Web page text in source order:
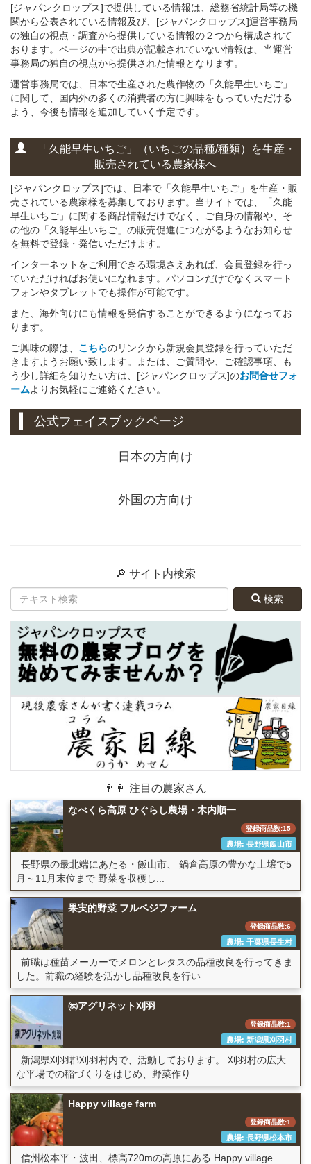
[ジャパンクロップス]で提供している情報は、総務省統計局等の機
関から公表されている情報及び、[ジャパンクロップス]運営事務局
の独自の視点・調査から提供している情報の２つから構成されて
おります。ページの中で出典が記載されていない情報は、当運営
事務局の独自の視点から提供された情報となります。
運営事務局では、日本で生産された農作物の「久能早生いちご」
に関して、国内外の多くの消費者の方に興味をもっていただける
よう、今後も情報を追加していく予定です。
「久能早生いちご」 （いちごの品種/種類） を生産・
販売されている農家様へ
[ジャパンクロップス]では、日本で「久能早生いちご」を生産・販
売されている農家様を募集しております。当サイトでは、「久能
早生いちご」に関する商品情報だけでなく、ご自身の情報や、そ
の他の「久能早生いちご」の販売促進につながるようなお知らせ
を無料で登録・発信いただけます。
インターネットをご利用できる環境さえあれば、会員登録を行っ
ていただければお使いになれます。パソコンだけでなくスマート
フォンやタブレットでも操作が可能です。
また、海外向けにも情報を発信することができるようになってお
ります。
ご興味の際は、 こちらのリンクから新規会員登録を行っていただ
きますようお願い致します。または、ご質問や、ご確認事項、も
う少し詳細を知りたい方は、[ジャパンクロップス]のお問合せフォ
ームよりお気軽にご連絡ください。
公式フェイスブックページ
日本の方向け
外国の方向け
🔎 サイト内検索
検索
👨👩 注目の農家さん
なべくら高原 ひぐらし農場・木内順一
登録商品数:15
農場: 長野県飯山市
長野県の最北端にあたる・飯山市、 鍋倉高原の豊かな土壌で5
月～11月末位まで 野菜を収穫し...
果実的野菜 フルベジファーム
登録商品数:6
農場: 千葉県長生村
前職は種苗メーカーでメロンとレタスの品種改良を行ってきま
した。前職の経験を活かし品種改良を行い...
㈱アグリネット刈羽
登録商品数:1
農場: 新潟県刈羽村
新潟県刈羽郡刈羽村内で、活動しております。 刈羽村の広大
な平場での稲づくりをはじめ、野菜作り...
Happy village farm
登録商品数:1
農場: 長野県松本市
信州松本平・波田、標高720mの高原にある Happy village